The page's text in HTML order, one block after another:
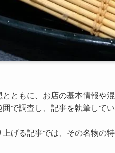
ともに、お店の基本情報や
で調査し、記事を執筆してい
げる記事では、その名物の